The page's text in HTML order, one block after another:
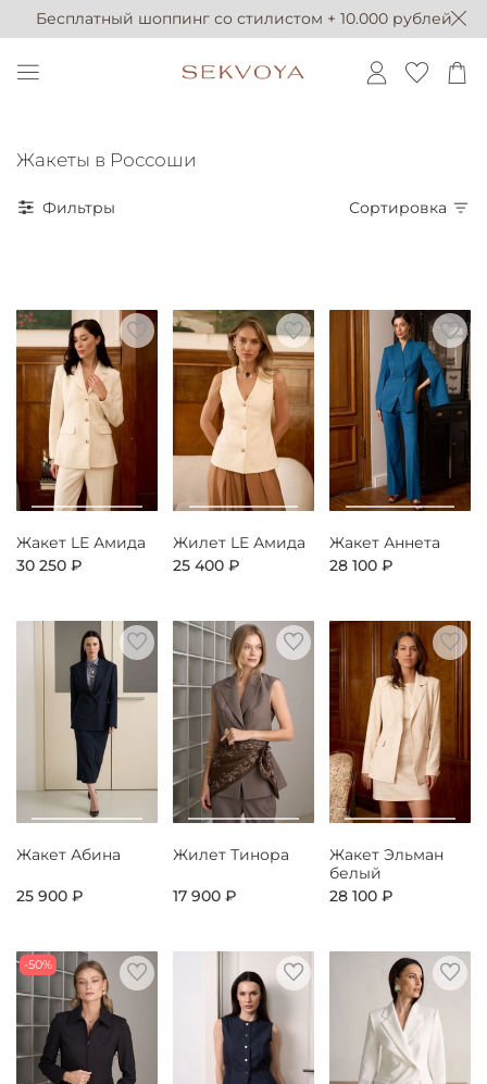
Бесплатный шоппинг со стилистом + 10.000 рублей
Жакеты в Россоши
Фильтры Сортировка
Жакет LE Амида
30 250 ₽
Жилет LE Амида
25 400 ₽
Жакет Аннета
28 100 ₽
Жакет Абина
25 900 ₽
Жилет Тинора
17 900 ₽
Жакет Эльман
белый
28 100 ₽
-50%